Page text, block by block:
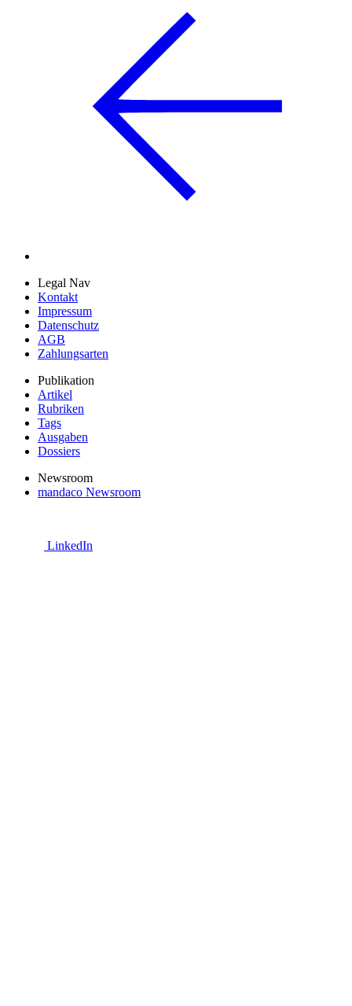
Legal Nav
Kontakt
Impressum
Datenschutz
AGB
Zahlungsarten
Publikation
Artikel
Rubriken
Tags
Ausgaben
Dossiers
Newsroom
mandaco Newsroom
LinkedIn